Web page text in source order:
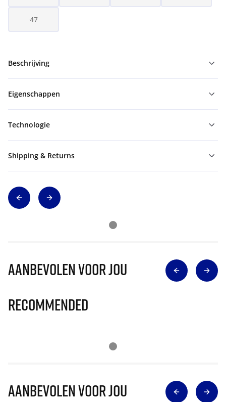
47
Beschrijving
Eigenschappen
Technologie
Shipping & Returns
Aanbevolen voor jou
Recommended
Aanbevolen voor jou